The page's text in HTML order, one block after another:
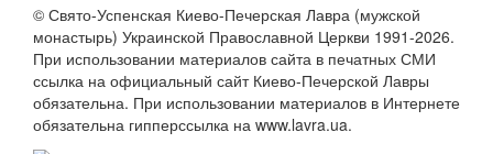
© Свято-Успенская Киево-Печерская Лавра (мужской
монастырь) Украинской Православной Церкви 1991-2026.
При использовании материалов сайта в печатных СМИ
ссылка на официальный сайт Киево-Печерской Лавры
обязательна. При использовании материалов в Интернете
обязательна гипперссылка на www.lavra.ua.